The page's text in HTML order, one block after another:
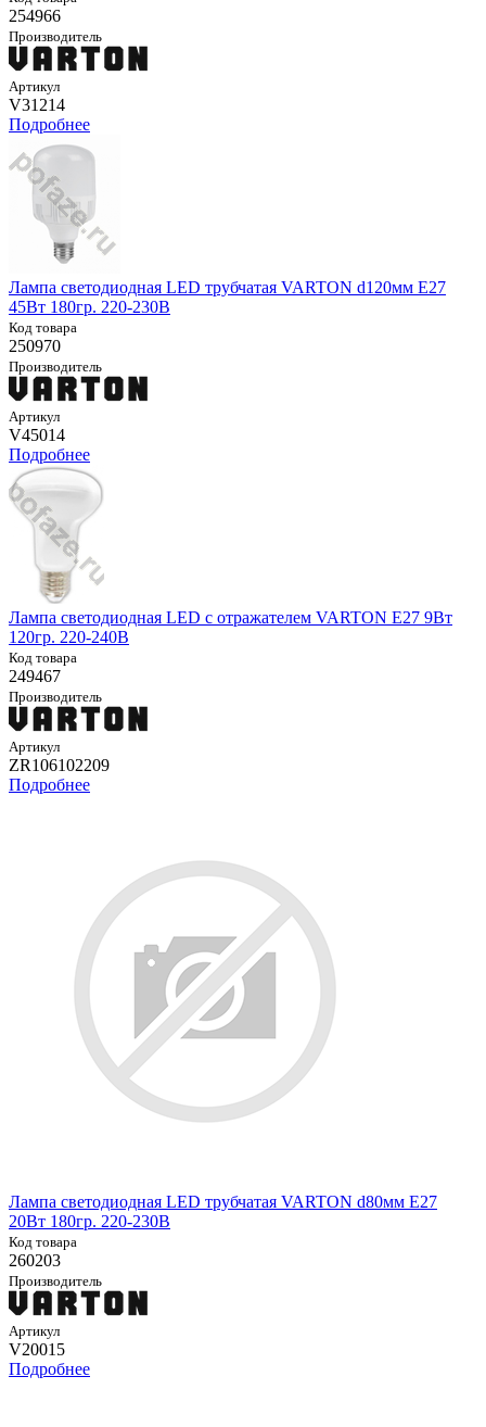
254966
Производитель
Артикул
V31214
Подробнее
Лампа светодиодная LED трубчатая VARTON d120мм E27
45Вт 180гр. 220-230В
Код товара
250970
Производитель
Артикул
V45014
Подробнее
Лампа светодиодная LED с отражателем VARTON E27 9Вт
120гр. 220-240В
Код товара
249467
Производитель
Артикул
ZR106102209
Подробнее
Лампа светодиодная LED трубчатая VARTON d80мм E27
20Вт 180гр. 220-230В
Код товара
260203
Производитель
Артикул
V20015
Подробнее